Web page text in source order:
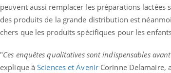
peuvent aussi remplacer les préparations lactées
des produits de la grande distribution est
chers que les produits spécifiques pour les
"Ces enquêtes qualitatives sont indispensables
explique àSciences et AvenirCorinne Delamaire,